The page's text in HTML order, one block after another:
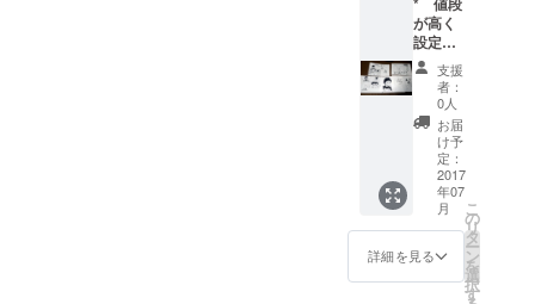
渡され
るの
は、所
有権お
よび譲
渡権で
す。そ
の他の
著作財
産権の
支分権
は譲渡
されま
せん。
が高く
設定さ
れてい
るのは
出来が
いいか
らでは
ありま
せん。
その逆
です。
失敗絵
が含ま
れてい
るから
支援
者：
0人
お届
け予
定：
2017
年07
月
詳細を見る
こ
の
リ
タ
ー
ン
を
選
択
す